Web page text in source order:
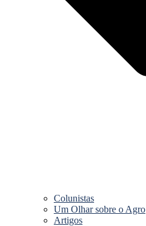
Colunistas
Um Olhar sobre o Agro
Artigos